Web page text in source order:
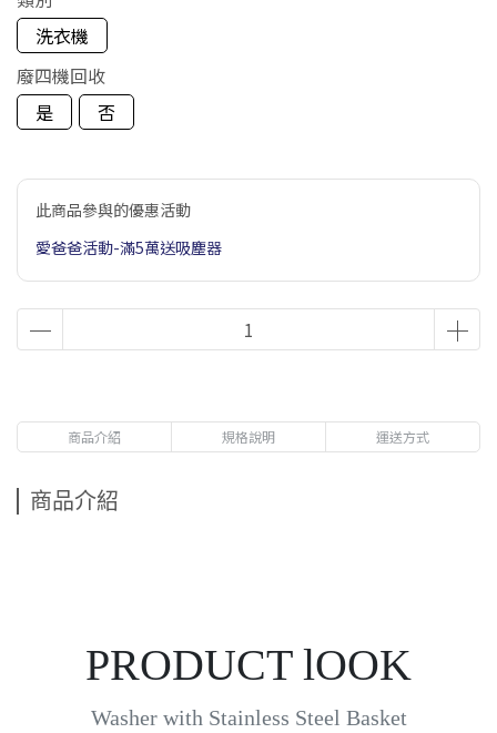
洗衣機
廢四機回收
是
否
此商品參與的優惠活動
愛爸爸活動-滿5萬送吸塵器
商品介紹 規格說明 運送方式
商品介紹
PRODUCT lOOK
Washer with Stainless Steel Basket